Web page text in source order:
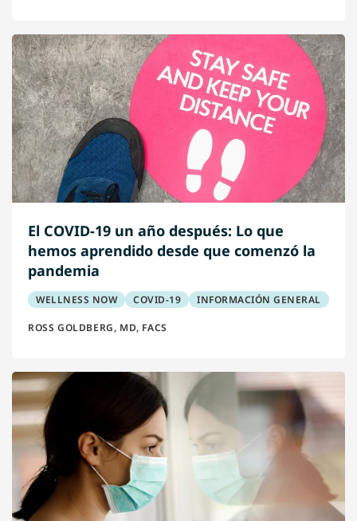
El COVID-19 un año después: Lo que
hemos aprendido desde que comenzó la
pandemia
WELLNESS NOW COVID-19 INFORMACIÓN GENERAL
ROSS GOLDBERG, MD, FACS